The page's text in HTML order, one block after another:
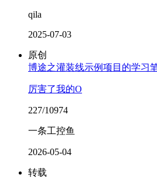
qila
2025-07-03
原创
博途之灌装线示例项目的学习
厉害了我的O
227/10974
一条工控鱼
2026-05-04
转载